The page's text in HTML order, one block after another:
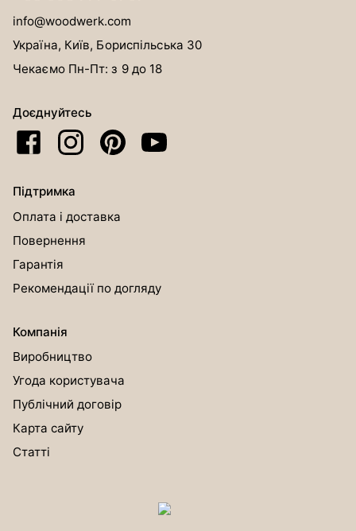
info@woodwerk.com
Україна, Київ, Бориспільська 30
Чекаємо Пн-Пт: з 9 до 18
Доєднуйтесь
Підтримка
Оплата і доставка
Повернення
Гарантія
Рекомендації по догляду
Компанія
Виробництво
Угода користувача
Публічний договір
Карта сайту
Статті